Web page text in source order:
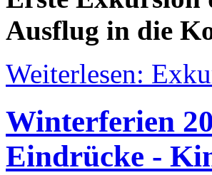
Ausflug in die
Weiterlesen:
Winterferien
Eindrücke -